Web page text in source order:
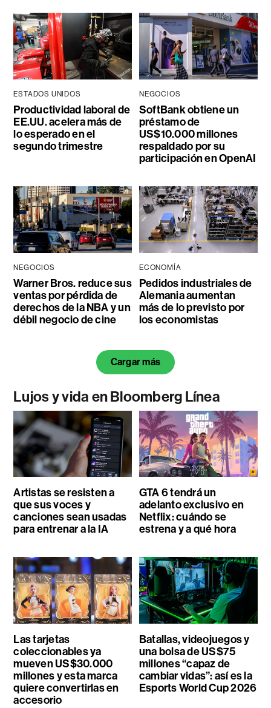
ESTADOS UNIDOS
Productividad laboral de
EE.UU. acelera más de
lo esperado en el
segundo trimestre
NEGOCIOS
SoftBank obtiene un
préstamo de
US$10.000 millones
respaldado por su
participación en OpenAI
NEGOCIOS
Warner Bros. reduce sus
ventas por pérdida de
derechos de la NBA y un
débil negocio de cine
ECONOMÍA
Pedidos industriales de
Alemania aumentan
más de lo previsto por
los economistas
Cargar más
Lujos y vida en Bloomberg Línea
Artistas se resisten a
que sus voces y
canciones sean usadas
para entrenar a la IA
GTA 6 tendrá un
adelanto exclusivo en
Netflix: cuándo se
estrena y a qué hora
Las tarjetas
coleccionables ya
mueven US$30.000
millones y esta marca
quiere convertirlas en
accesorio
Batallas, videojuegos y
una bolsa de US$75
millones “capaz de
cambiar vidas”: así es la
Esports World Cup 2026